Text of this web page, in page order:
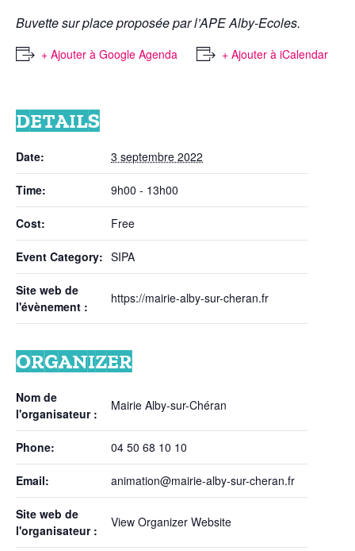
Buvette sur place proposée par l’APE Alby-Ecoles.
+ Ajouter à Google Agenda + Ajouter à iCalendar
DETAILS
Date: 3 septembre 2022
Time: 9h00 - 13h00
Cost: Free
Event Category: SIPA
Site web de
l'évènement :
https://mairie-alby-sur-cheran.fr
ORGANIZER
Nom de
l'organisateur :
Mairie Alby-sur-Chéran
Phone: 04 50 68 10 10
Email: animation@mairie-alby-sur-cheran.fr
Site web de
l'organisateur :
View Organizer Website